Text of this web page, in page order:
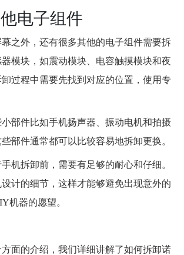
电子组件
之外，还有很多其他的电子组件需要拆
模块，如震动模块、电容触摸模块和夜
过程中需要先找到对应的位置，使用专
部件比如手机扬声器、振动电机和拍摄
部件通常都可以比较容易地拆卸更换。
机拆卸前，需要有足够的耐心和仔细。
计的细节，这样才能够避免出现意外的
机器的愿望。
面的介绍，我们详细讲解了如何拆卸诺